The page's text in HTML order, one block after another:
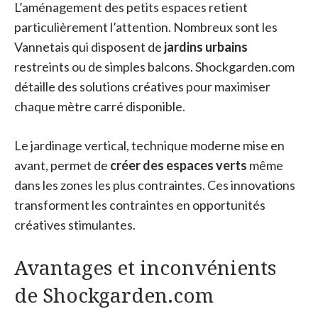
L’aménagement des petits espaces retient
particulièrement l’attention. Nombreux sont les
Vannetais qui disposent de jardins urbains
restreints ou de simples balcons. Shockgarden.com
détaille des solutions créatives pour maximiser
chaque mètre carré disponible.
Le jardinage vertical, technique moderne mise en
avant, permet de créer des espaces verts même
dans les zones les plus contraintes. Ces innovations
transforment les contraintes en opportunités
créatives stimulantes.
Avantages et inconvénients
de Shockgarden.com